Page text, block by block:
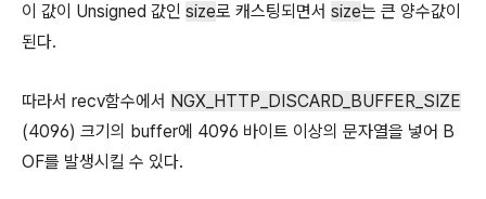
이 값이 Unsigned 값인 size로 캐스팅되면서 size는 큰 양수값이
된다.
따라서 recv함수에서 NGX_HTTP_DISCARD_BUFFER_SIZE
(4096) 크기의 buffer에 4096 바이트 이상의 문자열을 넣어 B
OF를 발생시킬 수 있다.